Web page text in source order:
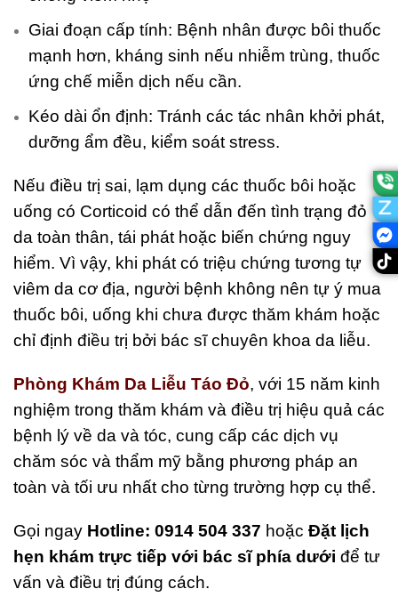
Giai đoạn cấp tính: Bệnh nhân được bôi thuốc
mạnh hơn, kháng sinh nếu nhiễm trùng, thuốc
ứng chế miễn dịch nếu cần.
Kéo dài ổn định: Tránh các tác nhân khởi phát,
dưỡng ẩm đều, kiểm soát stress.
Nếu điều trị sai, lạm dụng các thuốc bôi hoặc
uống có Corticoid có thể dẫn đến tình trạng đỏ
da toàn thân, tái phát hoặc biến chứng nguy
hiểm. Vì vậy, khi phát có triệu chứng tương tự
viêm da cơ địa, người bệnh không nên tự ý mua
thuốc bôi, uống khi chưa được thăm khám hoặc
chỉ định điều trị bởi bác sĩ chuyên khoa da liễu.
Phòng Khám Da Liễu Táo Đỏ, với 15 năm kinh
nghiệm trong thăm khám và điều trị hiệu quả các
bệnh lý về da và tóc, cung cấp các dịch vụ
chăm sóc và thẩm mỹ bằng phương pháp an
toàn và tối ưu nhất cho từng trường hợp cụ thể.
Gọi ngay Hotline: 0914 504 337 hoặc Đặt lịch
hẹn khám trực tiếp với bác sĩ phía dưới để tư
vấn và điều trị đúng cách.